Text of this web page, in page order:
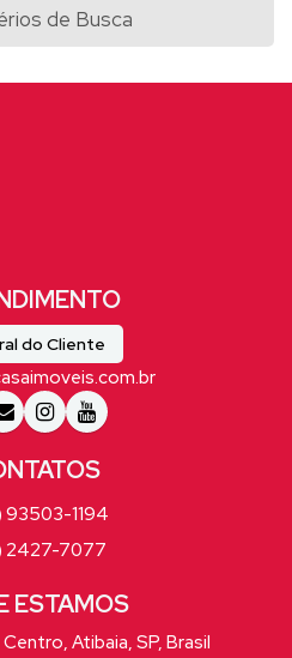
de Busca
do Cliente
93503-1194
2427-7077
Centro, Atibaia, SP, Brasil